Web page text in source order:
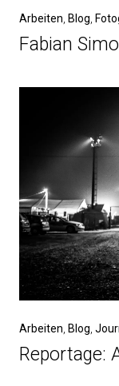
Vorheriger
Beitrag
Arbeiten Blog
Fabian
Nächster
Beitrag
Arbeiten Blog
Reportage: